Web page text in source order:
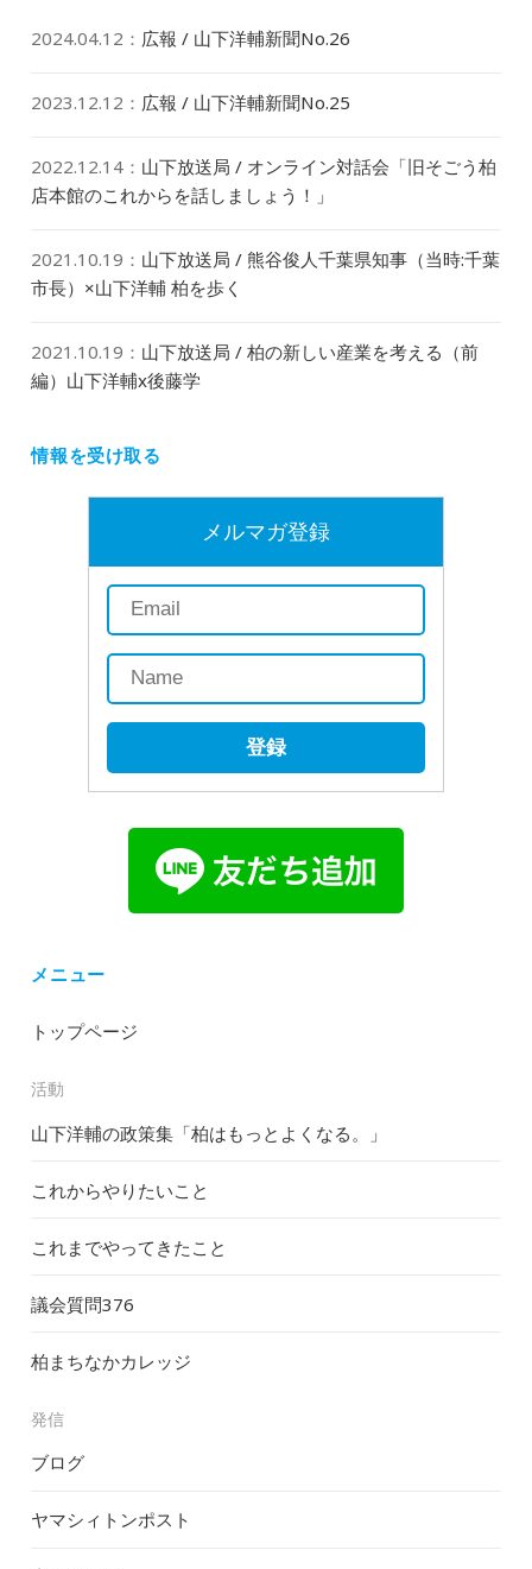
2024.04.12 ： 広報 / 山下洋輔新聞No.26
2023.12.12 ： 広報 / 山下洋輔新聞No.25
2022.12.14 ： 山下放送局 / オンライン対話会「旧そごう柏
店本館のこれからを話しましょう！」
2021.10.19 ： 山下放送局 / 熊谷俊人千葉県知事（当時:千葉
市長）×山下洋輔 柏を歩く
2021.10.19 ： 山下放送局 / 柏の新しい産業を考える（前
編）山下洋輔x後藤学
情報を受け取る
メルマガ登録
登録
メニュー
トップページ
活動
山下洋輔の政策集「柏はもっとよくなる。」
これからやりたいこと
これまでやってきたこと
議会質問376
柏まちなかカレッジ
発信
ブログ
ヤマシィトンポスト